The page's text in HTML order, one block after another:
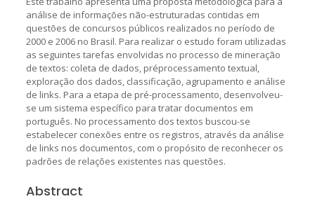
análise de informações não-estruturadas contidas em
questões de concursos públicos realizados no período de
2000 e 2006 no Brasil. Para realizar o estudo foram utilizadas
as seguintes tarefas envolvidas no processo de mineração
de textos: coleta de dados, préprocessamento textual,
exploração dos dados, classificação, agrupamento e análise
de links. Para a etapa de pré-processamento, desenvolveu-
se um sistema específico para tratar documentos em
português. No processamento dos textos buscou-se
estabelecer conexões entre os registros, através da análise
de links nos documentos, com o propósito de reconhecer os
padrões de relações existentes nas questões.
Abstract